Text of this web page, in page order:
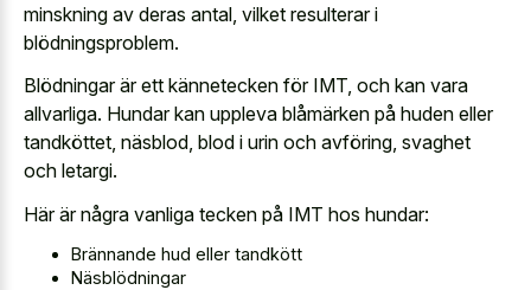
minskning av deras antal, vilket resulterar i
blödningsproblem.
Blödningar är ett kännetecken för IMT, och kan vara
allvarliga. Hundar kan uppleva blåmärken på huden eller
tandköttet, näsblod, blod i urin och avföring, svaghet
och letargi.
Här är några vanliga tecken på IMT hos hundar:
Brännande hud eller tandkött
Näsblödningar